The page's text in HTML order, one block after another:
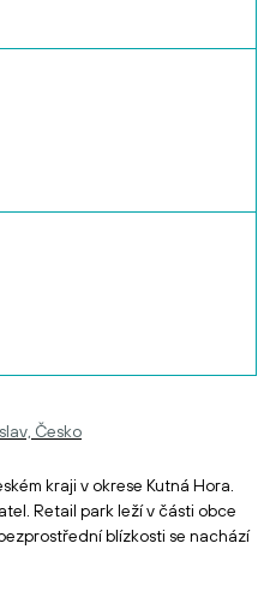
Česko
kraji v okrese Kutná Hora.
Retail park leží v části obce
blízkosti se nachází